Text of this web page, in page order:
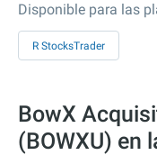
Disponible para las
R StocksTrader
BowX
(BOWXU) en